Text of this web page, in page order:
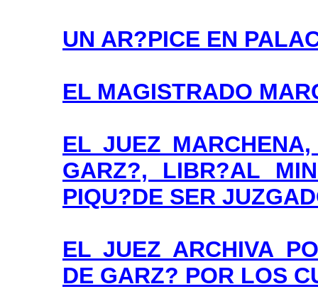
UN AR?PICE EN
EL MAGISTRADO
EL JUEZ
GARZ?, LIBR?AL
PIQU?DE SER
EL JUEZ ARCHIVA
DE GARZ? POR LOS